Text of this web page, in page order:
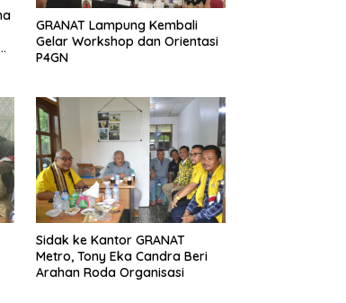
GRANAT Lampung Kembali
Gelar Workshop dan Orientasi
P4GN
‎Sidak ke Kantor GRANAT
Metro, Tony Eka Candra Beri
Arahan Roda Organisasi